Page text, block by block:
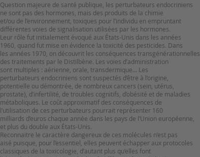
Question majeure de santé publique, les perturbateurs endocriniens
ne sont pas des hormones, mais des produits de la chimie
et/ou de l’environnement, toxiques pour l’individu en empruntant
différentes voies de signalisation utilisées par les hormones.
Leur rôle fut initialement évoqué aux États-Unis dans les années
1960, quand fut mise en évidence la toxicité des pesticides. Dans
les années 1970, on découvrit les conséquences transgénérationnelles
des traitements par le Distilbène. Les voies d’administration
sont multiples : aérienne, orale, transdermique… Les
perturbateurs endocriniens sont suspectés d’être à l’origine,
potentielle ou démontrée, de nombreux cancers (sein, utérus,
prostate), d’infertilité, de troubles cognitifs, d’obésité et de maladies
métaboliques. Le coût approximatif des conséquences de
l’utilisation de ces perturbateurs pourrait représenter 160
milliards d’euros chaque année dans les pays de l’Union européenne,
et plus du double aux États-Unis.
Reconnaitre le caractère dangereux de ces molécules n’est pas
aisé puisque, pour l’essentiel, elles peuvent échapper aux protocoles
classiques de la toxicologie, d’autant plus qu’elles font